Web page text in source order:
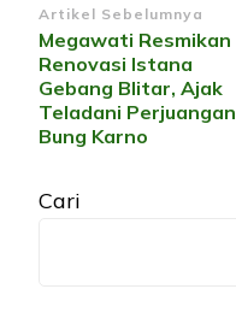
Navigasi
Artikel
Artikel Sebelumnya
Megawati Resmikan
Renovasi Istana
Gebang Blitar, Ajak
Teladani Perjuangan
Bung Karno
Cari